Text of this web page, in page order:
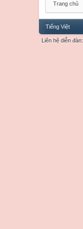
Trang chủ
Tiếng Việt
Liên hệ diễn đàn: